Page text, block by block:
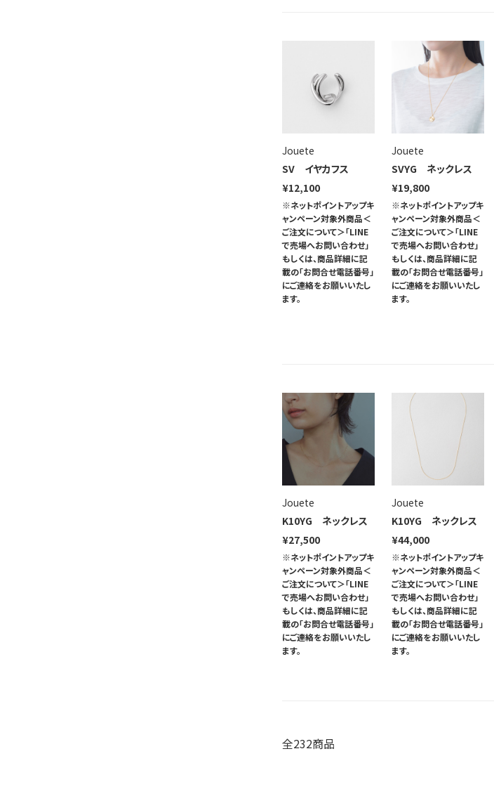
Jouete
SV イヤカフス
¥12,100
※ネットポイントアップキ
ャンペーン対象外商品＜
ご注文について＞「LINE
で売場へお問い合わせ」
もしくは、商品詳細に記
載の「お問合せ電話番号」
にご連絡をお願いいたし
ます。
Jouete
SVYG ネックレス
¥19,800
※ネットポイントアップキ
ャンペーン対象外商品＜
ご注文について＞「LINE
で売場へお問い合わせ」
もしくは、商品詳細に記
載の「お問合せ電話番号」
にご連絡をお願いいたし
ます。
Jouete
K10YG ネックレス
¥27,500
※ネットポイントアップキ
ャンペーン対象外商品＜
ご注文について＞「LINE
で売場へお問い合わせ」
もしくは、商品詳細に記
載の「お問合せ電話番号」
にご連絡をお願いいたし
ます。
Jouete
K10YG ネックレス
¥44,000
※ネットポイントアップキ
ャンペーン対象外商品＜
ご注文について＞「LINE
で売場へお問い合わせ」
もしくは、商品詳細に記
載の「お問合せ電話番号」
にご連絡をお願いいたし
ます。
全232商品